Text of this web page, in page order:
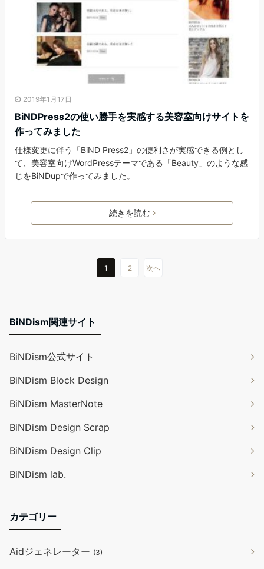
2019年1月17日
BiNDPress2の使い勝手を実感する美容室向けサイトを
作ってみました
仕様変更に伴う「BiND Press2」の便利さが実感できる例とし
て、美容室向けWordPressテーマである「Beauty」のような感
じをBiNDupで作ってみました。
続きを読む
1 2 次へ
BiNDism関連サイト
BiNDism公式サイト
BiNDism Block Design
BiNDism MasterNote
BiNDism Design Scrap
BiNDism Design Clip
BiNDism lab.
カテゴリー
Aidジェネレーター (3)